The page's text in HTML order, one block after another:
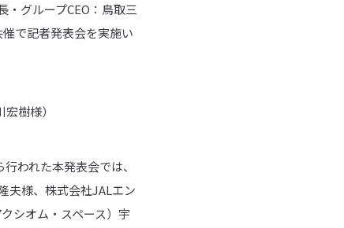
グループCEO：鳥取三
で記者発表会を実施い
樹様）
われた本発表会では、
夫様、株式会社JALエン
シオム・スペース）宇